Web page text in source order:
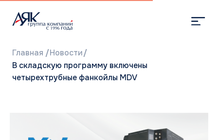
В складскую программу включены
четырехтрубные фанкойлы MDV